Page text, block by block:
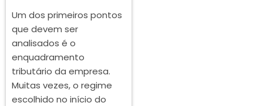
Um dos primeiros pontos
que devem ser
analisados é o
enquadramento
tributário da empresa.
Muitas vezes, o regime
escolhido no início do